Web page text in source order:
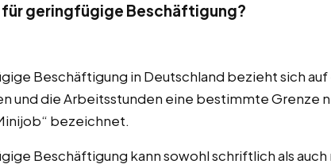
geringfügige Beschäftigung?
Beschäftigung in Deutschland bezieht sich
und die Arbeitsstunden eine bestimmte Grenze
bezeichnet.
Beschäftigung kann sowohl schriftlich als